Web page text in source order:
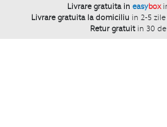
Livrare gratuita in easybox
Livrare gratuita la domiciliu in 2-5
Retur gratuit in 30